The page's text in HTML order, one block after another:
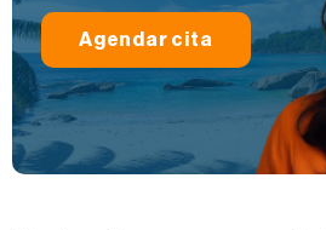
Agendar cita